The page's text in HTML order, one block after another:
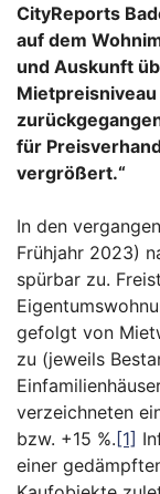
CityReports
auf dem
und Auskunft
Mietpreisniveau
für
vergrößert.“
In den
Frühjahr 2023)
spürbar zu.
gefolgt von
zu (jeweils
verzeichneten
bzw. +15 %. [1]
einer